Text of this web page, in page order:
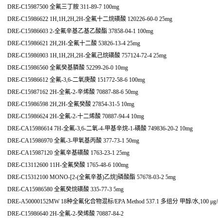
DRE-C15987500 全氟三丁胺 311-89-7 100mg
DRE-C15986622 1H,1H,2H,2H-全氟十二烷磺酸 120226-60-0 25mg
DRE-C15986603 2-全氟辛基乙基乙酸酯 37858-04-1 100mg
DRE-C15986621 2H,2H-全氟十二酸 53826-13-4 25mg
DRE-C15986903 1H,1H,2H,2H-全氟己烷磺酸 757124-72-4 25mg
DRE-C15986560 全氟癸基膦酸 52299-26-0 10mg
DRE-C15986612 全氟-3,6-二氧庚酸 151772-58-6 100mg
DRE-C15987162 2H-全氟-2-辛烯酸 70887-88-6 50mg
DRE-C15986598 2H,2H-全氟癸酸 27854-31-5 10mg
DRE-C15986624 2H-全氟-2-十二烯酸 70887-94-4 10mg
DRE-CA15986614 7H-全氟-3,6-二氧-4-甲基辛烷-1-磺酸 749836-20-2 10mg
DRE-CA15986970 全氟-3-甲氧基丙酸 377-73-1 50mg
DRE-CA15987120 全氟辛基磺酸 1763-23-1 25mg
DRE-C13112600 11H-全氟癸酸 1765-48-6 100mg
DRE-C15312100 MONO-[2-(全氟辛基)乙烷]磷酸酯 57678-03-2 5mg
DRE-CA15986580 全氟癸烷磺酸 335-77-3 5mg
DRE-A50000152MW 18种全氟化合物混标/EPA Method 537.1 多组分 甲醇/水,100
DRE-C15986640 2H-全氟-2-癸烯酸 70887-84-2